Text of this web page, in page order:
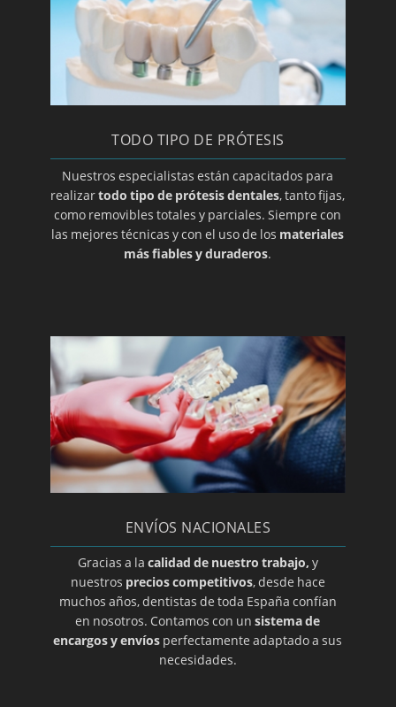
Limpieza bucal
Macroglasia
Maloclusion
Método Gerber para elección de prótesis
Mucocele
Opte por prótesis removibles
Ortodoncia de contención
Ortodoncia para adolescentes
Periodoncia
Periodontitis
Prótesis dental en A coruña
Prótesis dental en Albacete
Prótesis dental en Almería
Prótesis dental en Guadalajara
Prótesis dental en Salamanca
Prótesis dental en Zamora
Prótesis dental en Álava
Prótesis dental en Alicante
TODO TIPO DE PRÓTESIS
Nuestros especialistas están capacitados para
realizartodo tipo de prótesis dentales, tanto fijas,
como removibles totales y parciales. Siempre con
las mejores técnicas y con el uso de los materiales
más fiables y duraderos.
ENVÍOS NACIONALES
Gracias a la calidad de nuestro trabajo, y
nuestros precios competitivos, desde hace
muchos años, dentistas de toda España confían
en nosotros. Contamos con unsistema de
encargos y envíos perfectamente adaptado a sus
necesidades.